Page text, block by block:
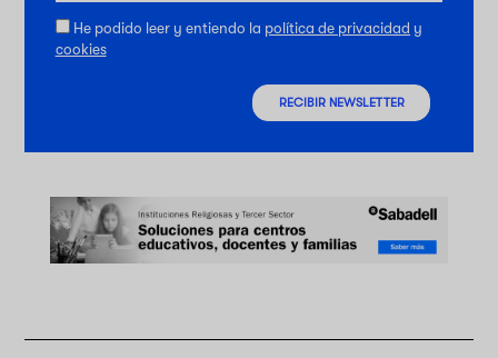
He podido leer y entiendo la política de privacidad y
cookies
RECIBIR NEWSLETTER